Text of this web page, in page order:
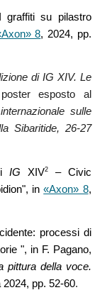
I graffiti su pilastro
8, 2024, pp.
di IG XIV. Le
esposto al
sulle
Sibaritide, 26-27
IG XIV2– Civic
", in«Axon» 8,
processi di
", in F. Pagano,
pittura della voce.
2024, pp. 52-60.